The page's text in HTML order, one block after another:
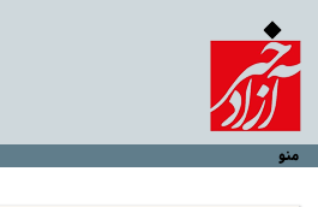
منو